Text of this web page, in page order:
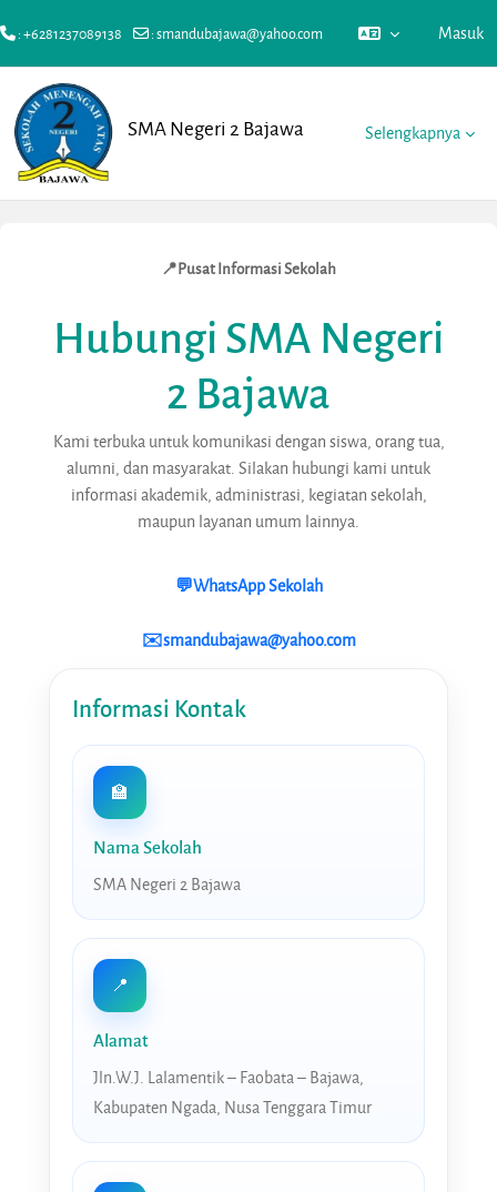
Lewati ke konten utama
: +6281237089138 :smandubajawa@yahoo.com Masuk
SMA Negeri 2 Bajawa Selengkapnya
📍Pusat Informasi Sekolah
Hubungi SMA Negeri
2 Bajawa
Kami terbuka untuk komunikasi dengan siswa, orang tua,
alumni, dan masyarakat. Silakan hubungi kami untuk
informasi akademik, administrasi, kegiatan sekolah,
maupun layanan umum lainnya.
💬WhatsApp Sekolah
✉️smandubajawa@yahoo.com
Informasi Kontak
🏫
Nama Sekolah
SMA Negeri 2 Bajawa
📍
Alamat
Jln.W.J. Lalamentik – Faobata – Bajawa,
Kabupaten Ngada, Nusa Tenggara Timur